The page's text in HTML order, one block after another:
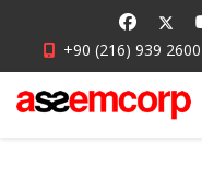
+90 (216) 939 2600